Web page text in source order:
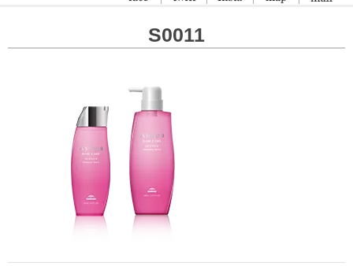
ホーム
Menu&Price
メニュー・価格
Online Shop
S0011